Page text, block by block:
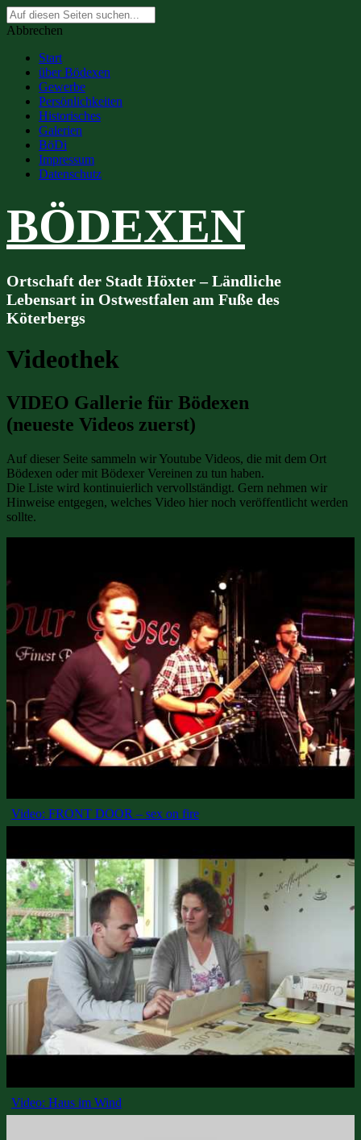
Suche
nach:
Abbrechen
Start
über Bödexen
Gewerbe
Persönlichkeiten
Historisches
Galerien
BöDi
Impressum
Datenschutz
BÖDEXEN
Ortschaft der Stadt Höxter – Ländliche
Lebensart in Ostwestfalen am Fuße des
Köterbergs
Videothek
VIDEO Gallerie für Bödexen
(neueste Videos zuerst)
Auf dieser Seite sammeln wir Youtube Videos, die mit dem Ort
Bödexen oder mit Bödexer Vereinen zu tun haben.
Die Liste wird kontinuierlich vervollständigt. Gern nehmen wir
Hinweise entgegen, welches Video hier noch veröffentlicht werden
sollte.
Video: FRONT DOOR – sex on fire
Video: Haus im Wind